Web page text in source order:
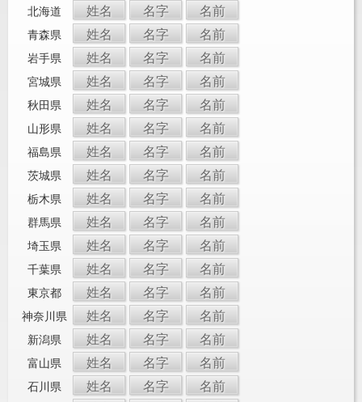
北海道 姓名 名字 名前
青森県 姓名 名字 名前
岩手県 姓名 名字 名前
宮城県 姓名 名字 名前
秋田県 姓名 名字 名前
山形県 姓名 名字 名前
福島県 姓名 名字 名前
茨城県 姓名 名字 名前
栃木県 姓名 名字 名前
群馬県 姓名 名字 名前
埼玉県 姓名 名字 名前
千葉県 姓名 名字 名前
東京都 姓名 名字 名前
神奈川県 姓名 名字 名前
新潟県 姓名 名字 名前
富山県 姓名 名字 名前
石川県 姓名 名字 名前